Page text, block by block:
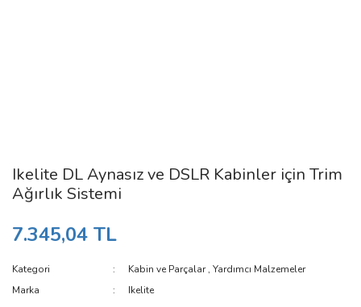
Ikelite DL Aynasız ve DSLR Kabinler için Trim
Ağırlık Sistemi
7.345,04 TL
Kategori Kabin ve Parçalar,Yardımcı Malzemeler
Marka
Ikelite